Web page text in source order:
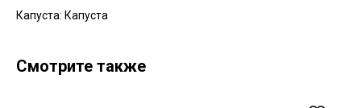
Капуста: Капуста
Смотрите также